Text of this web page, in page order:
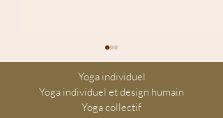
Yoga individuel
Yoga individuel et design humain
Yoga collectif